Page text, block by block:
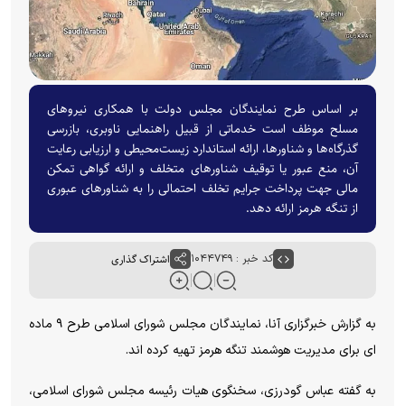
بر اساس طرح نمایندگان مجلس دولت با همکاری نیروهای
مسلح موظف است خدماتی از قبیل راهنمایی ناوبری، بازرسی
گذرگاه‌ها و شناورها، ارائه استاندارد زیست‌محیطی و ارزیابی رعایت
آن، منع عبور یا توقیف شناورهای متخلف و ارائه گواهی تمکن
مالی جهت پرداخت جرایم تخلف احتمالی را به شناورهای عبوری
از تنگه هرمز ارائه دهد.
کد خبر : ۱۰۴۴۷۴۹ اشتراک گذاری
به گزارش خبرگزاری آنا، نمایندگان مجلس شورای اسلامی طرح ۹ ماده
ای برای مدیریت هوشمند تنگه هرمز تهیه کرده اند.
به گفته عباس گودرزی، سخنگوی هیات رئیسه مجلس شورای اسلامی،